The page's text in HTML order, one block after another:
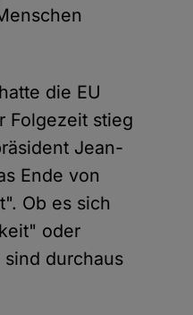
die EU
Folgezeit stieg
Jean-
Ende von
Ob es sich
oder
durchaus